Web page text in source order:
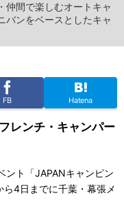
仲間で楽しむオートキャ
バンをベースとしたキャ
FB Hatena
レンチ・キャンパー
ト「JAPANキャンピン
4日までに千葉・幕張メ